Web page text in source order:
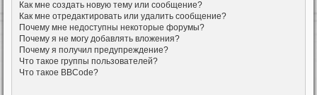
Как мне создать новую тему или сообщение?
Как мне отредактировать или удалить сообщение?
Почему мне недоступны некоторые форумы?
Почему я не могу добавлять вложения?
Почему я получил предупреждение?
Что такое группы пользователей?
Что такое BBCode?